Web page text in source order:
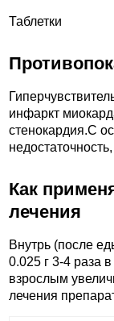
Таблетки
инфаркт
стенокардия.C
Как
лечения
Внутрь (после
0.025 г 3-4 раза
взрослым
лечения